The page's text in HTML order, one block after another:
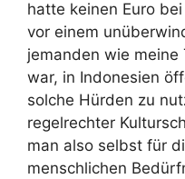
hatte keinen Euro
vor einem
jemanden wie
war, in Indonesien
solche Hürden zu
regelrechter
man also selbst für
menschlichen